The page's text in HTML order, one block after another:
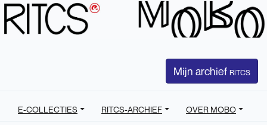
Mijn archief RITCS
E-COLLECTIES RITCS-ARCHIEF OVER MOBO